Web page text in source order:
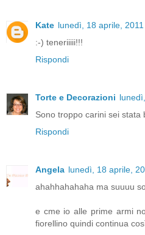
Kate lunedì, 18 aprile, 2011
:-) teneriiiii!!!
Rispondi
Torte e Decorazioni
Sono troppo carini sei stata
Rispondi
Angela lunedì, 18 aprile,
ahahhahahaha ma suuuu
e cme io alle prime armi
fiorellino quindi continua